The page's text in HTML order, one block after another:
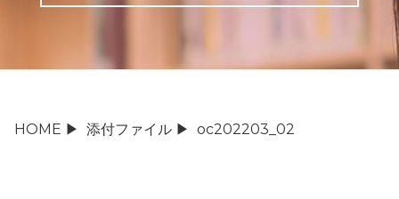
HOME ▶ 添付ファイル ▶ oc202203_02